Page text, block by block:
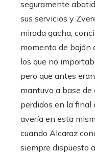
seguramente
sus servicios y
mirada gacha,
momento de bajón
los que no
pero que antes
mantuvo a base
perdidos en la final
avería en esta
cuando Alcaraz
siempre dispuesto